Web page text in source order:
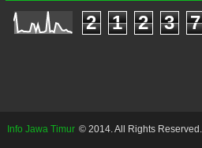
2 1 2 3 7
Info Jawa Timur © 2014. All Rights Reserved.